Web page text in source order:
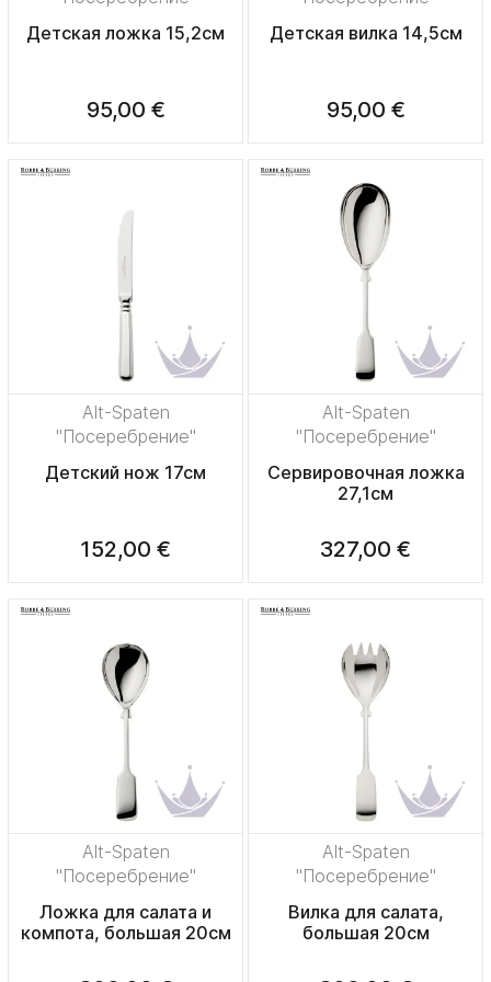
Детская ложка 15,2см
95,00 €
Детская вилка 14,5см
95,00 €
Alt-Spaten
"Посеребрение"
Детский нож 17см
152,00 €
Alt-Spaten
"Посеребрение"
Сервировочная ложка
27,1см
327,00 €
Alt-Spaten
"Посеребрение"
Ложка для салата и
компота, большая 20см
Alt-Spaten
"Посеребрение"
Вилка для салата,
большая 20см